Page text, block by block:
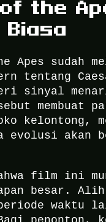
the
Biasa
Apes sudah
tentang
sinyal
membuat
kelontong,
evolusi akan
film ini
besar.
waktu